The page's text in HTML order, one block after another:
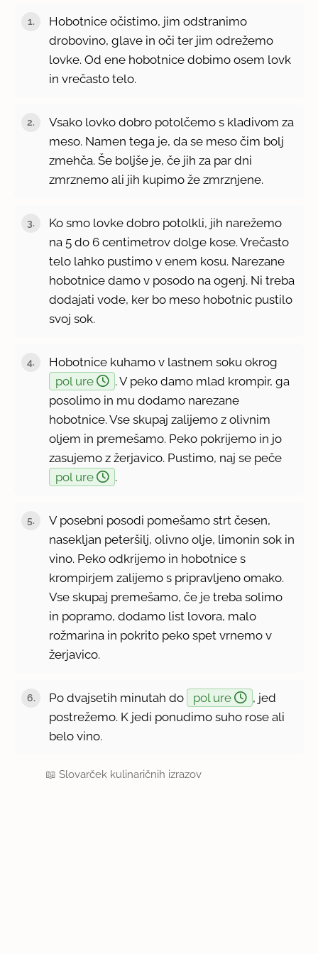
Hobotnice očistimo, jim odstranimo
drobovino, glave in oči ter jim odrežemo
lovke. Od ene hobotnice dobimo osem lovk
in vrečasto telo.
Vsako lovko dobro potolčemo s kladivom za
meso. Namen tega je, da se meso čim bolj
zmehča. Še boljše je, če jih za par dni
zmrznemo ali jih kupimo že zmrznjene.
Ko smo lovke dobro potolkli, jih narežemo
na 5 do 6 centimetrov dolge kose. Vrečasto
telo lahko pustimo v enem kosu. Narezane
hobotnice damo v posodo na ogenj. Ni treba
dodajati vode, ker bo meso hobotnic pustilo
svoj sok.
Hobotnice kuhamo v lastnem soku okrog
pol ure
. V peko damo mlad krompir, ga
posolimo in mu dodamo narezane
hobotnice. Vse skupaj zalijemo z olivnim
oljem in premešamo. Peko pokrijemo in jo
zasujemo z žerjavico. Pustimo, naj se peče
pol ure
.
V posebni posodi pomešamo strt česen,
nasekljan peteršilj, olivno olje, limonin sok in
vino. Peko odkrijemo in hobotnice s
krompirjem zalijemo s pripravljeno omako.
Vse skupaj premešamo, če je treba solimo
in popramo, dodamo list lovora, malo
rožmarina in pokrito peko spet vrnemo v
žerjavico.
Po dvajsetih minutah do pol ure
, jed
postrežemo. K jedi ponudimo suho rose ali
belo vino.
📖Slovarček kulinaričnih izrazov